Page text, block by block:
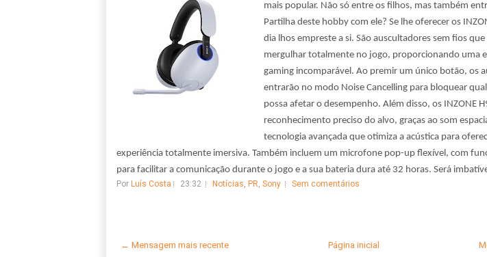
mais popular. Não só entre os filhos, mas também
Partilha deste hobby com ele? Se lhe oferecer os
dia lhos empreste a si. São auscultadores sem fios
mergulhar totalmente no jogo, proporcionando uma
gaming incomparável. Ao premir um único botão, os
entrarão no modo Noise Cancelling para bloquear
possa afetar o desempenho. Além disso, os INZONE
reconhecimento preciso do alvo, graças ao som
tecnologia avançada que otimiza a acústica para
experiência totalmente imersiva. Também incluem um microfone pop-up flexível, com
para facilitar a comunicação durante o jogo e a sua bateria dura até 32 horas. Será
Por Luís Costa 23:32 Notícias, PR, Sony Sem comentários
← Mensagem mais recente Página inicial